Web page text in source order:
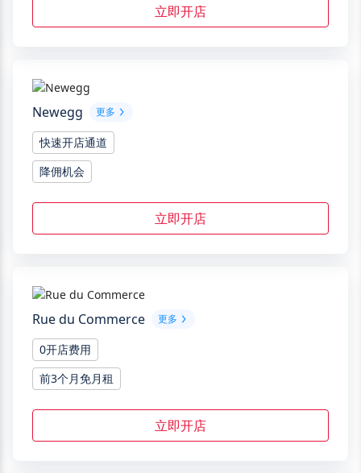
立即开店
Newegg 更多
快速开店通道
降佣机会
立即开店
Rue du Commerce 更多
0开店费用
前3个月免月租
立即开店